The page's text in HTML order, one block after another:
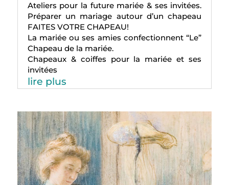
Ateliers pour la future mariée & ses invitées.
Préparer un mariage autour d’un chapeau
FAITES VOTRE CHAPEAU!
La mariée ou ses amies confectionnent “Le”
Chapeau de la mariée.
Chapeaux & coiffes pour la mariée et ses
invitées
lire plus